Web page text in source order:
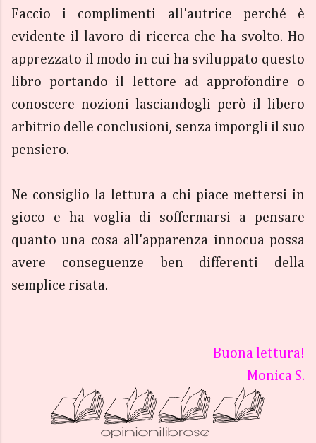
Faccio i complimenti all'autrice perché è
evidente il lavoro di ricerca che ha svolto. Ho
apprezzato il modo in cui ha sviluppato questo
libro portando il lettore ad approfondire o
conoscere nozioni lasciandogli però il libero
arbitrio delle conclusioni, senza imporgli il suo
pensiero.
Ne consiglio la lettura a chi piace mettersi in
gioco e ha voglia di soffermarsi a pensare
quanto una cosa all'apparenza innocua possa
avere conseguenze ben differenti della
semplice risata.
Buona lettura!
Monica S.